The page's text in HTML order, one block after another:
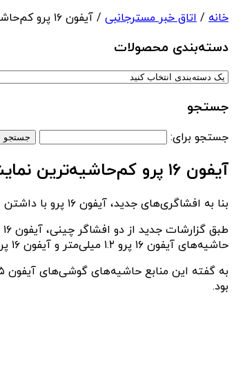
خانه / اتاق خبر مسترجانبی / آیفون ۱۶ پرو کم‌حاشیه‌ترین نمایشگر جهان را خواهد داشت
دسته‌بندی‌ محصولات
جستجو
جستجو برای:
آیفون ۱۶ پرو کم‌حاشیه‌ترین نمایشگر جهان را خواهد داشت
بنا به افشاگری‌های جدید، آیفون ۱۶ پرو با داشتن ۱.۲ میلی‌متر حاشیه نمایشگر، لقب باریک‌ترین حاشیه را به خود اختصاص خواهد داد.
حاشیه‌های آیفون ۱۶ پرو ۱.۲ میلی‌متر و آیفون ۱۶ پرو مکس ۱.۱۵ میلی‌متری خواهد بود.
بود.